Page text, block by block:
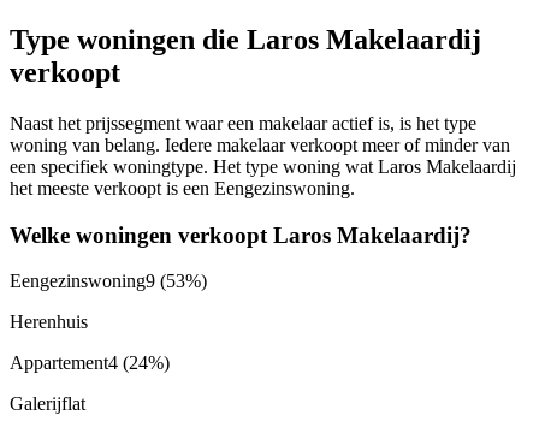
Type woningen die Laros Makelaardij
verkoopt
Naast het prijssegment waar een makelaar actief is, is het type
woning van belang. Iedere makelaar verkoopt meer of minder van
een specifiek woningtype. Het type woning wat Laros Makelaardij
het meeste verkoopt is een Eengezinswoning.
Welke woningen verkoopt Laros Makelaardij?
Eengezinswoning9 (53%)
Herenhuis
Appartement4 (24%)
Galerijflat